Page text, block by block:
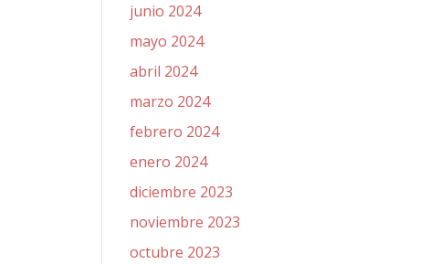
junio 2024
mayo 2024
abril 2024
marzo 2024
febrero 2024
enero 2024
diciembre 2023
noviembre 2023
octubre 2023